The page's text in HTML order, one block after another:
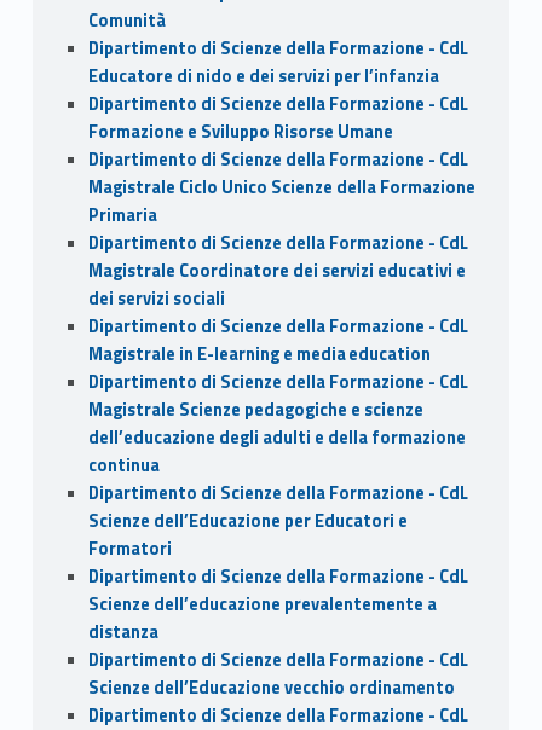
Comunità
Dipartimento di Scienze della Formazione - CdL
Educatore di nido e dei servizi per l’infanzia
Dipartimento di Scienze della Formazione - CdL
Formazione e Sviluppo Risorse Umane
Dipartimento di Scienze della Formazione - CdL
Magistrale Ciclo Unico Scienze della Formazione
Primaria
Dipartimento di Scienze della Formazione - CdL
Magistrale Coordinatore dei servizi educativi e
dei servizi sociali
Dipartimento di Scienze della Formazione - CdL
Magistrale in E-learning e media education
Dipartimento di Scienze della Formazione - CdL
Magistrale Scienze pedagogiche e scienze
dell’educazione degli adulti e della formazione
continua
Dipartimento di Scienze della Formazione - CdL
Scienze dell’Educazione per Educatori e
Formatori
Dipartimento di Scienze della Formazione - CdL
Scienze dell’educazione prevalentemente a
distanza
Dipartimento di Scienze della Formazione - CdL
Scienze dell’Educazione vecchio ordinamento
Dipartimento di Scienze della Formazione - CdL